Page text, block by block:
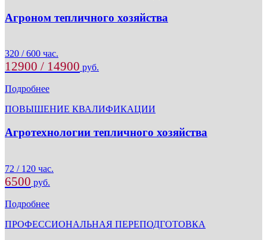
Агроном тепличного хозяйства
320 / 600 час.
12900 / 14900 руб.
Подробнее
ПОВЫШЕНИЕ КВАЛИФИКАЦИИ
Агротехнологии тепличного хозяйства
72 / 120 час.
6500 руб.
Подробнее
ПРОФЕССИОНАЛЬНАЯ ПЕРЕПОДГОТОВКА